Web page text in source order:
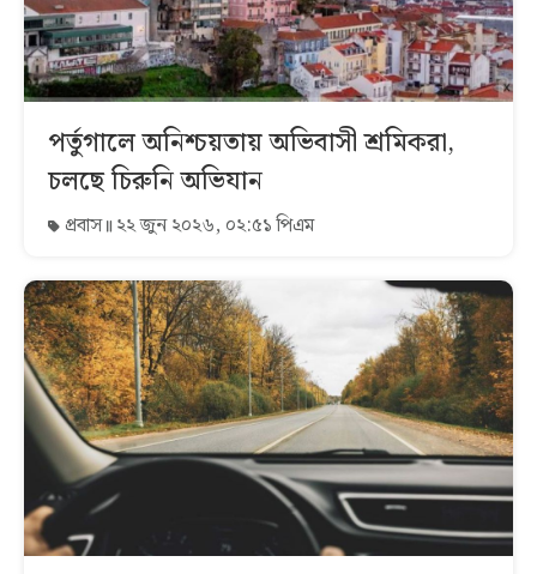
পর্তুগালে অনিশ্চয়তায় অভিবাসী শ্রমিকরা,
চলছে চিরুনি অভিযান
প্রবাস ২২ জুন ২০২৬, ০২:৫১ পিএম